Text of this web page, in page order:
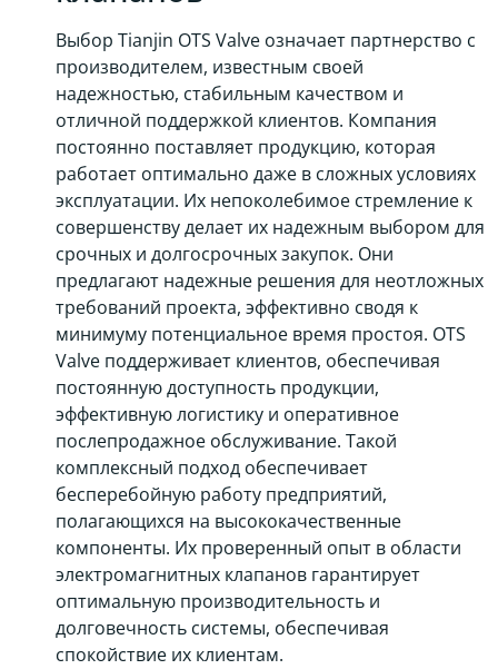
Выбор Tianjin OTS Valve означает партнерство с
производителем, известным своей
надежностью, стабильным качеством и
отличной поддержкой клиентов. Компания
постоянно поставляет продукцию, которая
работает оптимально даже в сложных условиях
эксплуатации. Их непоколебимое стремление к
совершенству делает их надежным выбором для
срочных и долгосрочных закупок. Они
предлагают надежные решения для неотложных
требований проекта, эффективно сводя к
минимуму потенциальное время простоя. OTS
Valve поддерживает клиентов, обеспечивая
постоянную доступность продукции,
эффективную логистику и оперативное
послепродажное обслуживание. Такой
комплексный подход обеспечивает
бесперебойную работу предприятий,
полагающихся на высококачественные
компоненты. Их проверенный опыт в области
электромагнитных клапанов гарантирует
оптимальную производительность и
долговечность системы, обеспечивая
спокойствие их клиентам.